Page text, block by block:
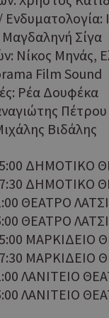
Ενδυματολογία:
Σίγα
Νίκος Μηνάς,
Film Sound
Ρέα Δουφέκα
Πέτρου
Βιδάλης
ΔΗΜΟΤΙΚΟ
ΔΗΜΟΤΙΚΟ
ΘΕΑΤΡΟ
ΘΕΑΤΡΟ
ΜΑΡΚΙΔΕΙΟ
ΜΑΡΚΙΔΕΙΟ
ΛΑΝΙΤΕΙΟ
ΛΑΝΙΤΕΙΟ
Ονοματεπώνυμο
G_ENABLED_IDPS
PHPSESSID
takeOverCookie